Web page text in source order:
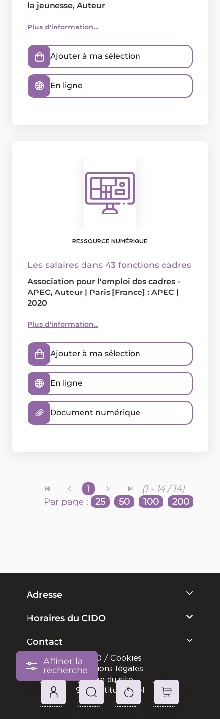
Affiner la
recherche
la jeunesse, Auteur
Plus d'information...
Ajouter à ma sélection
En ligne
RESSOURCE NUMÉRIQUE
Les salaires dans 43 fonctions cadres
Association pour l'emploi des cadres -
APEC, Auteur | Paris [France] : APEC |
2020
Plus d'information...
Ajouter à ma sélection
En ligne
Document numérique
1
(1 - 14 / 14)
Par page :
25 50 100 200
Adresse
Horaires du CIDO
Contact
RGPD / Cookies
Mentions légales
Plan du site
Site institutionnel